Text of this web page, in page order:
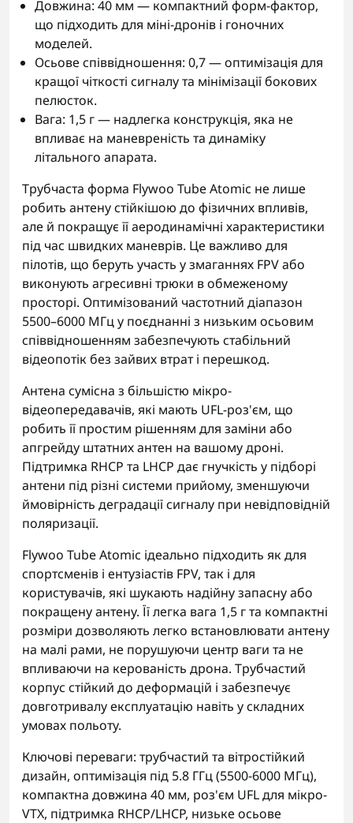
Довжина: 40 мм — компактний форм-фактор,
що підходить для міні-дронів і гоночних
моделей.
Осьове співвідношення: 0,7 — оптимізація для
кращої чіткості сигналу та мінімізації бокових
пелюсток.
Вага: 1,5 г — надлегка конструкція, яка не
впливає на маневреність та динаміку
літального апарата.
Трубчаста форма Flywoo Tube Atomic не лише
робить антену стійкішою до фізичних впливів,
але й покращує її аеродинамічні характеристики
під час швидких маневрів. Це важливо для
пілотів, що беруть участь у змаганнях FPV або
виконують агресивні трюки в обмеженому
просторі. Оптимізований частотний діапазон
5500–6000 МГц у поєднанні з низьким осьовим
співвідношенням забезпечують стабільний
відеопотік без зайвих втрат і перешкод.
Антена сумісна з більшістю мікро-
відеопередавачів, які мають UFL-роз'єм, що
робить її простим рішенням для заміни або
апгрейду штатних антен на вашому дроні.
Підтримка RHCP та LHCP дає гнучкість у підборі
антени під різні системи прийому, зменшуючи
ймовірність деградації сигналу при невідповідній
поляризації.
Flywoo Tube Atomic ідеально підходить як для
спортсменів і ентузіастів FPV, так і для
користувачів, які шукають надійну запасну або
покращену антену. Її легка вага 1,5 г та компактні
розміри дозволяють легко встановлювати антену
на малі рами, не порушуючи центр ваги та не
впливаючи на керованість дрона. Трубчастий
корпус стійкий до деформацій і забезпечує
довготривалу експлуатацію навіть у складних
умовах польоту.
Ключові переваги: трубчастий та вітростійкий
дизайн, оптимізація під 5.8 ГГц (5500-6000 МГц),
компактна довжина 40 мм, роз'єм UFL для мікро-
VTX, підтримка RHCP/LHCP, низьке осьове